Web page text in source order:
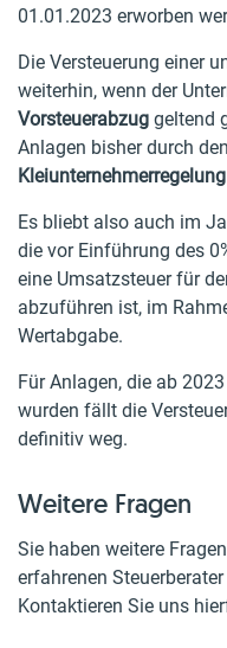
01.01.2023 erworben
Die Versteuerung einer
weiterhin, wenn der
Vorsteuerabzug geltend
Anlagen bisher durch den
Es bliebt also auch im
die vor Einführung des
eine Umsatzsteuer für
abzuführen ist, im
Wertabgabe.
Für Anlagen, die ab
wurden fällt die
definitiv weg.
Weitere Fragen
Sie haben weitere
erfahrenen
Kontaktieren Sie uns